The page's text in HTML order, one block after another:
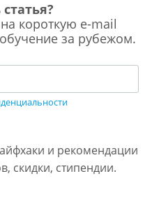
короткую e-mail
за рубежом.
и рекомендации
скидки, стипендии.